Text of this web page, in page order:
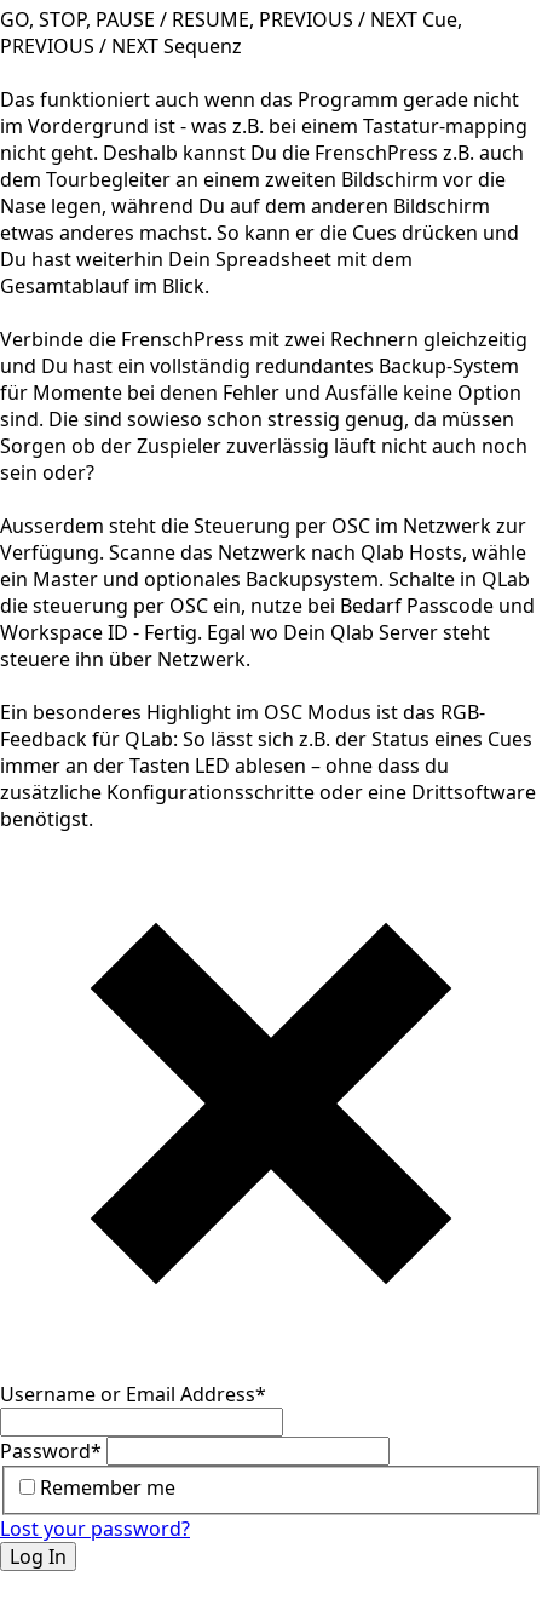
GO, STOP, PAUSE / RESUME, PREVIOUS / NEXT Cue,
PREVIOUS / NEXT Sequenz
Das funktioniert auch wenn das Programm gerade nicht
im Vordergrund ist - was z.B. bei einem Tastatur-mapping
nicht geht. Deshalb kannst Du die FrenschPress z.B. auch
dem Tourbegleiter an einem zweiten Bildschirm vor die
Nase legen, während Du auf dem anderen Bildschirm
etwas anderes machst. So kann er die Cues drücken und
Du hast weiterhin Dein Spreadsheet mit dem
Gesamtablauf im Blick.
Verbinde die FrenschPress mit zwei Rechnern gleichzeitig
und Du hast ein vollständig redundantes Backup-System
für Momente bei denen Fehler und Ausfälle keine Option
sind. Die sind sowieso schon stressig genug, da müssen
Sorgen ob der Zuspieler zuverlässig läuft nicht auch noch
sein oder?
Ausserdem steht die Steuerung per OSC im Netzwerk zur
Verfügung. Scanne das Netzwerk nach Qlab Hosts, wähle
ein Master und optionales Backupsystem. Schalte in QLab
die steuerung per OSC ein, nutze bei Bedarf Passcode und
Workspace ID - Fertig. Egal wo Dein Qlab Server steht
steuere ihn über Netzwerk.
Ein besonderes Highlight im OSC Modus ist das RGB-
Feedback für QLab: So lässt sich z.B. der Status eines Cues
immer an der Tasten LED ablesen – ohne dass du
zusätzliche Konfigurationsschritte oder eine Drittsoftware
benötigst.
Username or Email Address*
Password*
Remember me
Lost your password?
Log In